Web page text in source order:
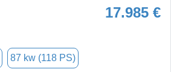
17.985 €
87 kw (118 PS)